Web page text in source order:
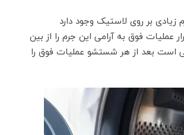
زیادی بر روی لاستیک وجود دارد
عملیات فوق به آرامی این جرم را از بین
است بعد از هر شستشو عملیات فوق را